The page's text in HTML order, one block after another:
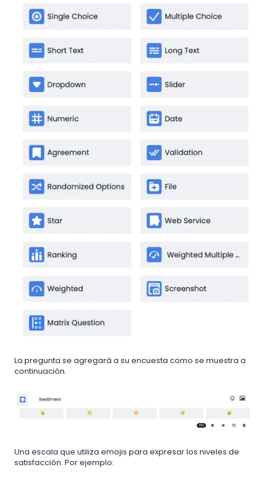
La pregunta se agregará a su encuesta como se muestra a
continuación.
Una escala que utiliza emojis para expresar los niveles de
satisfacción. Por ejemplo: